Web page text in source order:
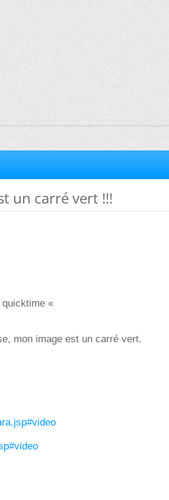
un carré vert !!!
«
mon image est un carré vert.